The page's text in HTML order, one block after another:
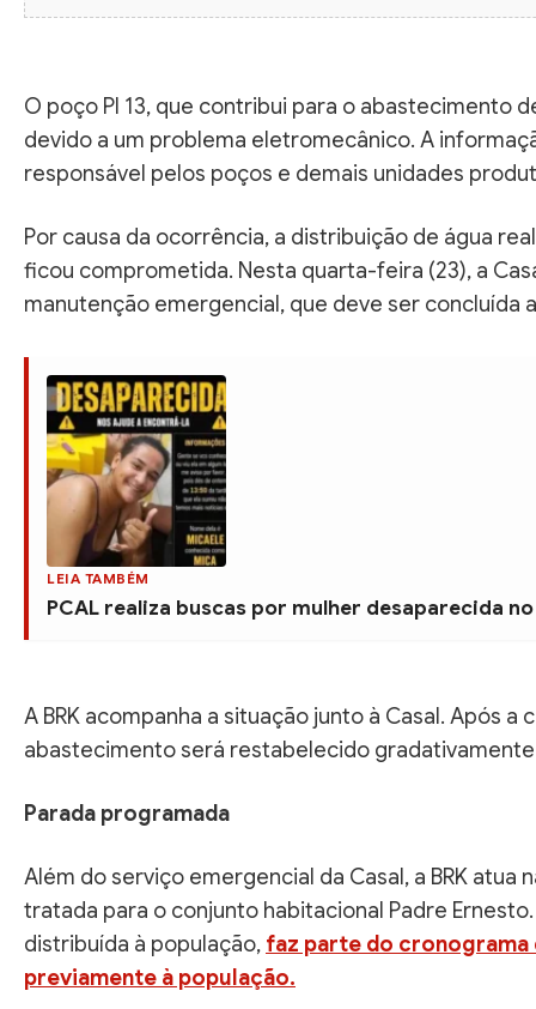
O poço PI 13, que contribui para o abastecimento
devido a um problema eletromecânico. A
responsável pelos poços e demais unidades
Por causa da ocorrência, a distribuição de água
ficou comprometida. Nesta quarta-feira (23), a
manutenção emergencial, que deve ser concluída
LEIA TAMBÉM
PCAL realiza buscas por mulher desaparecida
A BRK acompanha a situação junto à Casal. Após
abastecimento será restabelecido
Parada programada
Além do serviço emergencial da Casal, a BRK
tratada para o conjunto habitacional Padre
distribuída à população, faz parte do cronograma
previamente à população.